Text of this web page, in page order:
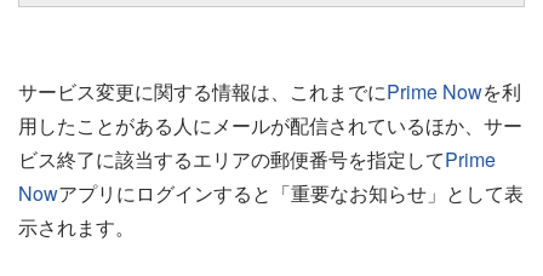
サービス変更に関する情報は、これまでにPrime Nowを利
用したことがある人にメールが配信されているほか、サー
ビス終了に該当するエリアの郵便番号を指定してPrime
Nowアプリにログインすると「重要なお知らせ」として表
示されます。